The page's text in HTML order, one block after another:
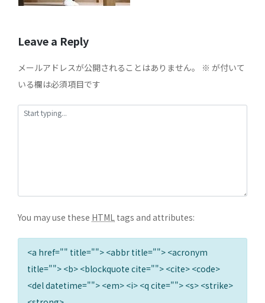
Leave a Reply
メールアドレスが公開されることはありません。 ※ が付いて
いる欄は必須項目です
You may use these HTML tags and attributes:
<a href="" title=""> <abbr title=""> <acronym
title=""> <b> <blockquote cite=""> <cite> <code>
<del datetime=""> <em> <i> <q cite=""> <s> <strike>